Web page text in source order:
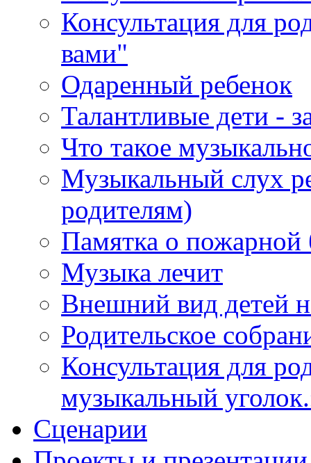
Консультация для
вами"
Одаренный ребенок
Талантливые дети -
Что такое
Музыкальный слух
родителям)
Памятка о пожарной
Музыка лечит
Внешний вид детей
Родительское
Консультация для
музыкальный
Cценарии